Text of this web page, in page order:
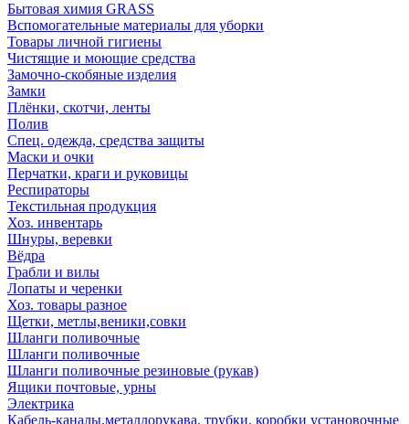
Бытовая химия GRASS
Вспомогательные материалы для уборки
Товары личной гигиены
Чистящие и моющие средства
Замочно-скобяные изделия
Замки
Плёнки, скотчи, ленты
Полив
Спец. одежда, средства защиты
Маски и очки
Перчатки, краги и руковицы
Респираторы
Текстильная продукция
Хоз. инвентарь
Шнуры, веревки
Вёдра
Грабли и вилы
Лопаты и черенки
Хоз. товары разное
Щетки, метлы,веники,совки
Шланги поливочные
Шланги поливочные
Шланги поливочные резиновые (рукав)
Ящики почтовые, урны
Электрика
Кабель-каналы,металлорукава, трубки, коробки установочные